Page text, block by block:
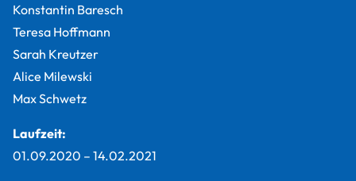
Konstantin Baresch
Teresa Hoffmann
Sarah Kreutzer
Alice Milewski
Max Schwetz
Laufzeit:
01.09.2020 – 14.02.2021